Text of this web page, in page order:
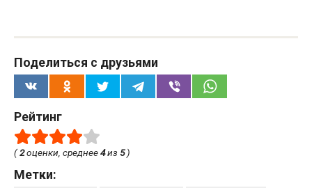
Поделиться с друзьями
Рейтинг
(2оценки, среднее4из 5)
Метки: